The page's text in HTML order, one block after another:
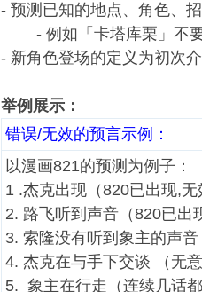
- 预测已知的地点、角色、
- 例如「卡塔库栗」不要
- 新角色登场的定义为初次
举例展示：
错误/无效的预言示例：
以漫画821的预测为例子：
1 .杰克出现（820已出现,无
2. 路飞听到声音（820已出
3. 索隆没有听到象主的声音
4. 杰克在与手下交谈 （无
5. 象主在行走（连续几话都